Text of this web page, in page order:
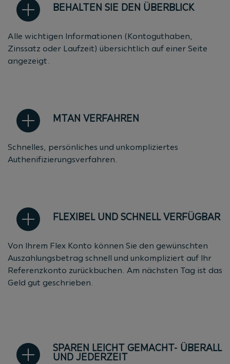
BEHALTEN SIE DEN ÜBERBLICK
Alle wichtigen Informationen (Kontoguthaben,
Zinssatz oder Laufzeit) übersichtlich auf einer Seite
angezeigt.
MTAN VERFAHREN
Schnelles, persönliches und unkompliziertes
Authenifizierungsverfahren.
FLEXIBEL UND SCHNELL VERFÜGBAR
Von Ihrem Flex Konto können Sie den gewünschten
Auszahlungsbetrag schnell und unkompliziert auf Ihr
Referenzkonto zurückbuchen. Am nächsten Tag ist das
Geld gut geschrieben.
SPAREN LEICHT GEMACHT- ÜBERALL
UND JEDERZEIT